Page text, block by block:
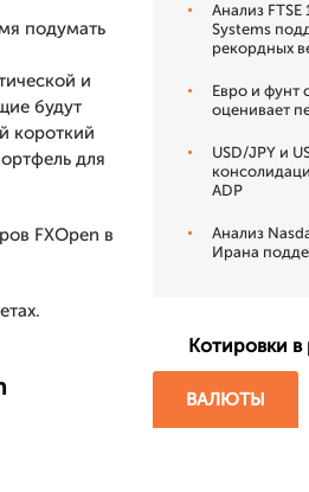
подумать
и
будут
короткий
для
FXOpen в
Анализ FTSE
Systems
рекордных
Евро и фунт
оценивает
USD/JPY и
ADP
Анализ
Ирана
Котировки
ВАЛЮТЫ